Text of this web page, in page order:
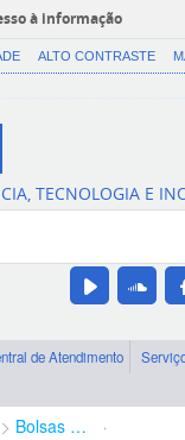
à informação
ALTO CONTRASTE
TECNOLOGIA E
de Atendimento
Bolsas e Auxílios Vigentes